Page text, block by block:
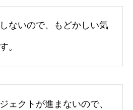
ないので、もどかしい気
。
ェクトが進まないので、